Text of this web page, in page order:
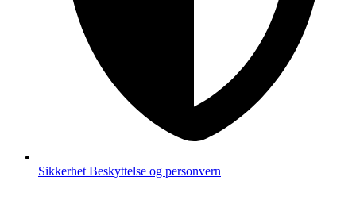
Sikkerhet Beskyttelse og personvern